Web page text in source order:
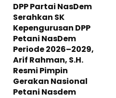
DPP Partai NasDem
Serahkan SK
Kepengurusan DPP
Petani NasDem
Periode 2026–2029,
Arif Rahman, S.H.
Resmi Pimpin
Gerakan Nasional
Petani Nasdem